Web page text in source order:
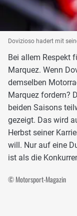
Dovizioso hadert mit
Bei allem Respekt
Marquez. Wenn
demselben
Marquez fordern?
beiden Saisons
gezeigt. Das wird
Herbst seiner
will. Nur auf eine
ist als die
© Motorsport-Magazin